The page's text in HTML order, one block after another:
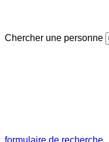
Chercher une personne
formulaire de recherche